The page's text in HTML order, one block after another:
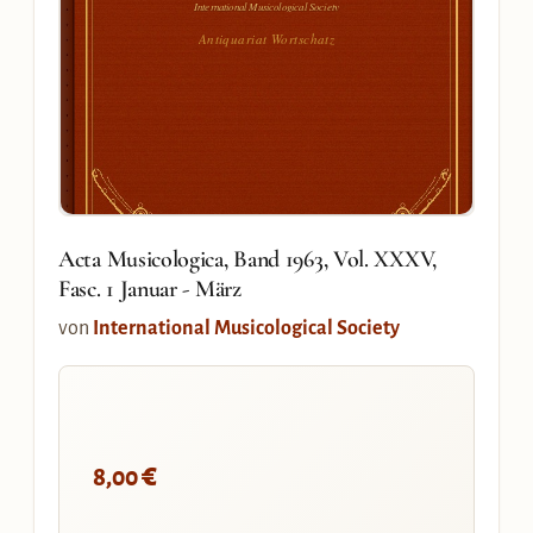
International Musicological Society
Antiquariat Wortschatz
Acta Musicologica, Band 1963, Vol. XXXV,
Fasc. 1 Januar - März
von International Musicological Society
8,00€